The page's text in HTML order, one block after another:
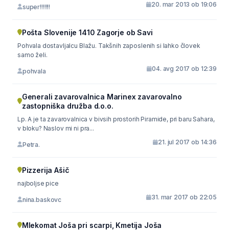
super!!!!!!! 20. mar 2013 ob 19:06
Pošta Slovenije 1410 Zagorje ob Savi
Pohvala dostavljalcu Blažu. Takšnih zaposlenih si lahko človek
samo želi.
pohvala 04. avg 2017 ob 12:39
Generali zavarovalnica Marinex zavarovalno
zastopniška družba d.o.o.
Lp. A je ta zavarovalnica v bivsih prostorih Piramide, pri baru Sahara,
v bloku? Naslov mi ni pra...
Petra. 21. jul 2017 ob 14:36
Pizzerija Ašič
najboljse pice
nina.baskovc 31. mar 2017 ob 22:05
Mlekomat Joša pri scarpi, Kmetija Joša